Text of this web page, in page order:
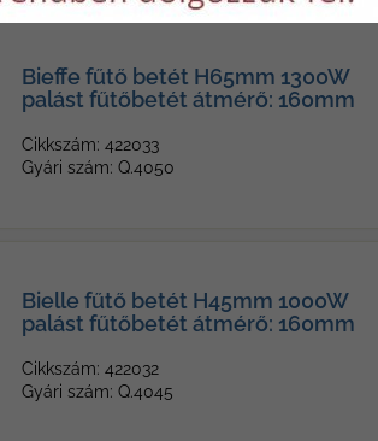
Bieffe fűtő betét H65mm 1300W
palást fűtőbetét átmérő: 160mm
Cikkszám: 422033
Gyári szám: Q.4050
Bielle fűtő betét H45mm 1000W
palást fűtőbetét átmérő: 160mm
Cikkszám: 422032
Gyári szám: Q.4045